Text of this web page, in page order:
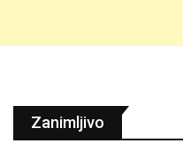
Zanimljivo